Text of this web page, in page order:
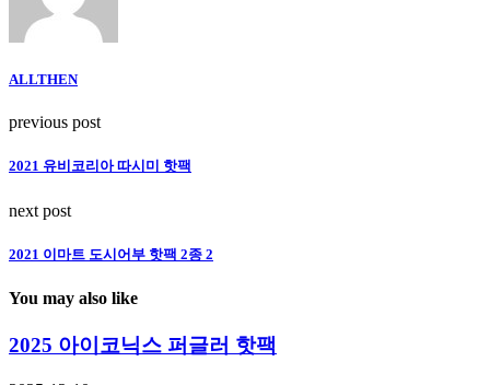
ALLTHEN
previous post
2021 유비코리아 따시미 핫팩
next post
2021 이마트 도시어부 핫팩 2종 2
You may also like
2025 아이코닉스 퍼글러 핫팩